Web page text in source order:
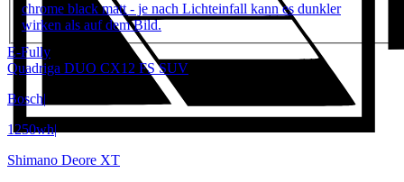
chrome black matt - je nach Lichteinfall kann es dunkler
wirken als auf dem Bild.
E-Fully
Quadriga DUO CX12 FS SUV
Bosch|
1250wh|
Shimano Deore XT